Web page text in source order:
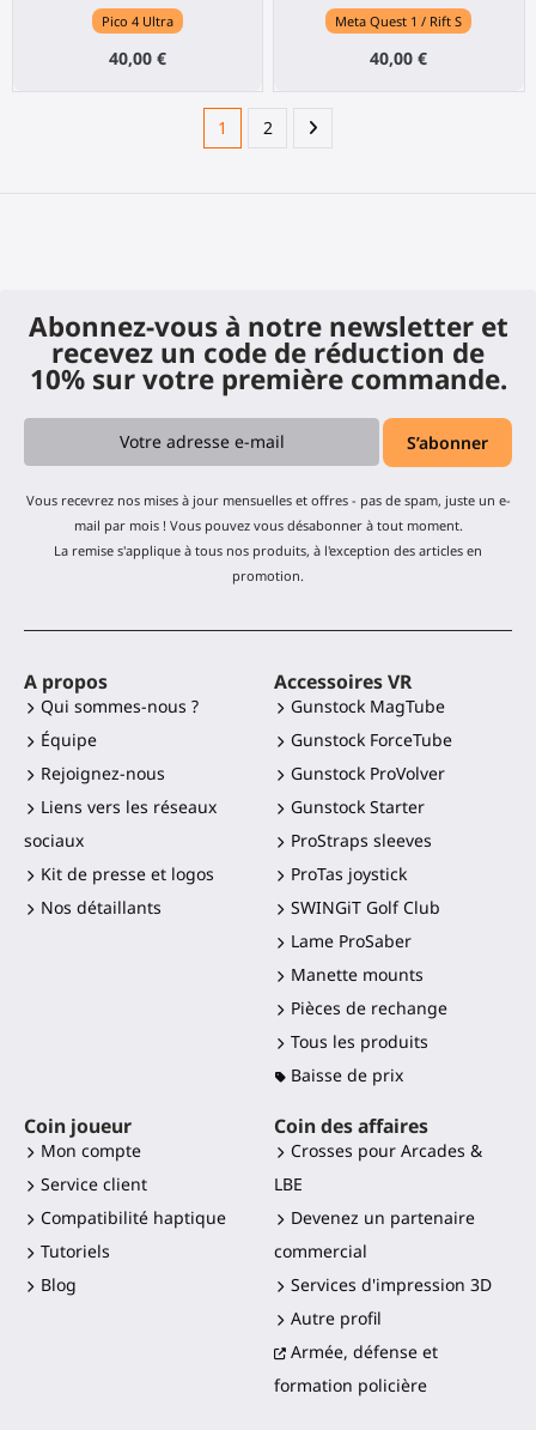
Pico 4 Ultra
40,00 €
Meta Quest 1 / Rift S
40,00 €
1 2
Abonnez-vous à notre newsletter et
recevez un code de réduction de
10% sur votre première commande.
Vous recevrez nos mises à jour mensuelles et offres - pas de spam, juste un e-
mail par mois ! Vous pouvez vous désabonner à tout moment.
La remise s'applique à tous nos produits, à l'exception des articles en
promotion.
A propos
Qui sommes-nous ?
Équipe
Rejoignez-nous
Liens vers les réseaux
sociaux
Kit de presse et logos
Nos détaillants
Accessoires VR
Gunstock MagTube
Gunstock ForceTube
Gunstock ProVolver
Gunstock Starter
ProStraps sleeves
ProTas joystick
SWINGiT Golf Club
Lame ProSaber
Manette mounts
Pièces de rechange
Tous les produits
Baisse de prix
Coin joueur
Mon compte
Service client
Compatibilité haptique
Tutoriels
Blog
Coin des affaires
Crosses pour Arcades &
LBE
Devenez un partenaire
commercial
Services d'impression 3D
Autre profil
Armée, défense et
formation policière